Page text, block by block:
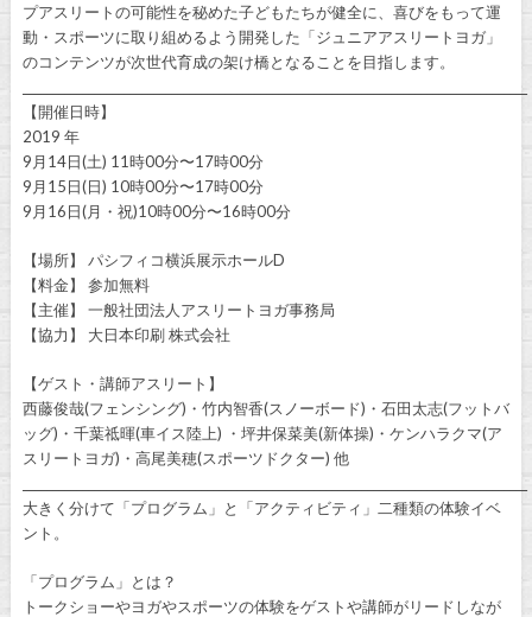
プアスリートの可能性を秘めた子どもたちが健全に、喜びをもって運
動・スポーツに取り組めるよう開発した「ジュニアアスリートヨガ」
のコンテンツが次世代育成の架け橋となることを目指します。
【開催日時】
2019 年
9月14日(土) 11時00分〜17時00分
9月15日(日) 10時00分〜17時00分
9月16日(月・祝)10時00分〜16時00分
【場所】 パシフィコ横浜展示ホールD
【料金】 参加無料
【主催】 一般社団法人アスリートヨガ事務局
【協力】 大日本印刷 株式会社
【ゲスト・講師アスリート】
西藤俊哉(フェンシング)・竹内智香(スノーボード)・石田太志(フットバ
ッグ)・千葉祗暉(車イス陸上) ・坪井保菜美(新体操)・ケンハラクマ(ア
スリートヨガ)・高尾美穂(スポーツドクター) 他
大きく分けて「プログラム」と「アクティビティ」二種類の体験イベ
ント。
「プログラム」とは？
トークショーやヨガやスポーツの体験をゲストや講師がリードしなが